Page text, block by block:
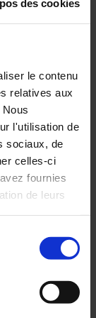
des cookies
le contenu
relatives aux
l'utilisation de
sociaux, de
celles-ci
fournies
de leurs
GEPP et les
tous les 3
et
et
les mesures
des
à
des
portant
aux